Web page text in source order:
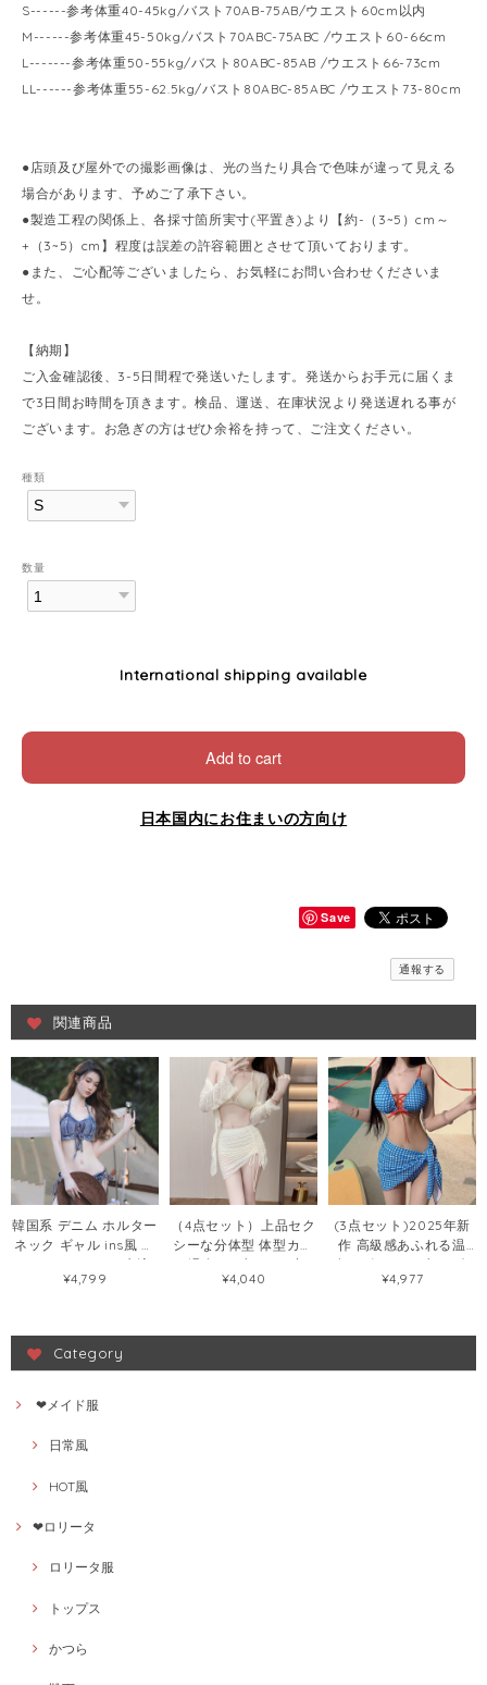
S------参考体重40-45kg/バスト70AB-75AB/ウエスト60cm以内
M------参考体重45-50kg/バスト70ABC-75ABC /ウエスト60-66cm
L-------参考体重50-55kg/バスト80ABC-85AB /ウエスト66-73cm
LL------参考体重55-62.5kg/バスト80ABC-85ABC /ウエスト73-80cm
●店頭及び屋外での撮影画像は、光の当たり具合で色味が違って見える
場合があります、予めご了承下さい。
●製造工程の関係上、各採寸箇所実寸(平置き)より【約-（3~5）cm～
+（3~5）cm】程度は誤差の許容範囲とさせて頂いております。
●また、ご心配等ございましたら、お気軽にお問い合わせくださいま
せ。
【納期】
ご入金確認後、3-5日間程で発送いたします。発送からお手元に届くま
で3日間お時間を頂きます。検品、運送、在庫状況より発送遅れる事が
ございます。お急ぎの方はぜひ余裕を持って、ご注文ください。
種類
数量
International shipping available
Add to cart
日本国内にお住まいの方向け
Save
通報する
関連商品
韓国系 デニム ホルター
ネック ギャル ins風 セ
クシー タンキニ 水泳
水着72440480
¥4,799
（4点セット）上品セク
シーな分体型 体型カバ
る大人水着107293494
¥4,040
(3点セット)2025年新
作 高級感あふれる温
泉・ビーチリゾート向
け 三点セット分体型絶
¥4,977
Category
❤メイド服
日常風
HOT風
❤ロリータ
ロリータ服
トップス
かつら